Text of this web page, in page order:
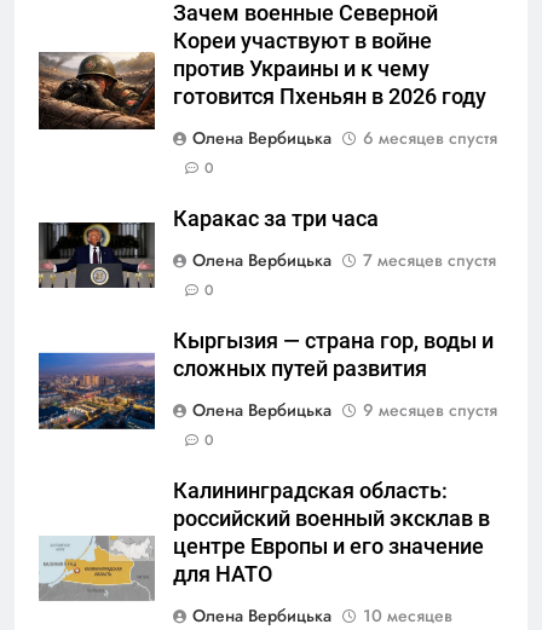
Зачем военные Северной
Кореи участвуют в войне
против Украины и к чему
готовится Пхеньян в 2026 году
Олена Вербицька
6 месяцев спустя
0
Каракас за три часа
Олена Вербицька
7 месяцев спустя
0
Кыргызия — страна гор, воды и
сложных путей развития
Олена Вербицька
9 месяцев спустя
0
Калининградская область:
российский военный эксклав в
центре Европы и его значение
для НАТО
Олена Вербицька
10 месяцев